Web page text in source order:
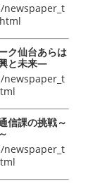
ク仙台あらは
と未来―
課の挑戦～